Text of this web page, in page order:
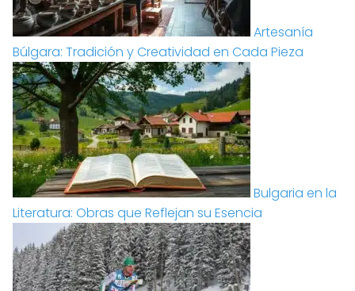
Artesanía
Búlgara: Tradición y Creatividad en Cada Pieza
Bulgaria en la
Literatura: Obras que Reflejan su Esencia